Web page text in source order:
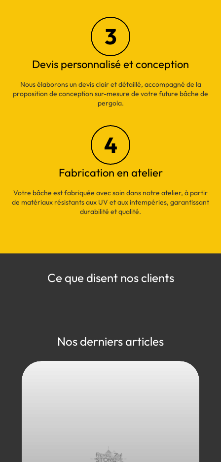
3
Devis personnalisé et conception
Nous élaborons un devis clair et détaillé, accompagné de la
proposition de conception sur-mesure de votre future bâche de
pergola.
4
Fabrication en atelier
Votre bâche est fabriquée avec soin dans notre atelier, à partir
de matériaux résistants aux UV et aux intempéries, garantissant
durabilité et qualité.
Ce que disent nos clients
Nos derniers articles